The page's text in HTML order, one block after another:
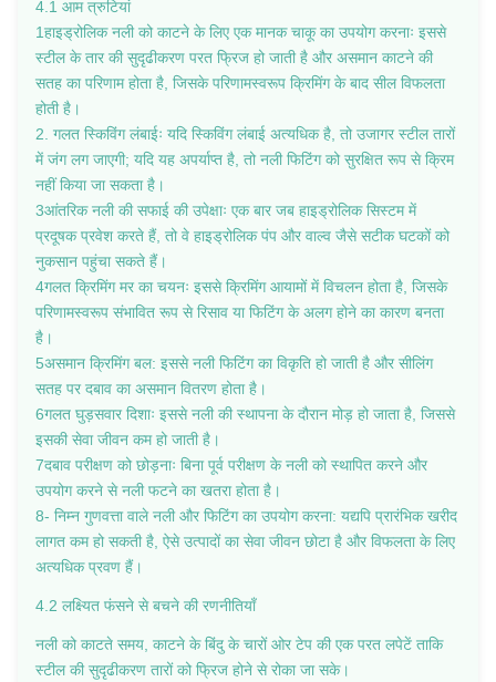
4.1 आम त्रुटियां
1हाइड्रोलिक नली को काटने के लिए एक मानक चाकू का उपयोग करनाः इससे
स्टील के तार की सुदृढीकरण परत फ्रिज हो जाती है और असमान काटने की
सतह का परिणाम होता है, जिसके परिणामस्वरूप क्रिमिंग के बाद सील विफलता
होती है।
2. गलत स्किविंग लंबाईः यदि स्किविंग लंबाई अत्यधिक है, तो उजागर स्टील तारों
में जंग लग जाएगी; यदि यह अपर्याप्त है, तो नली फिटिंग को सुरक्षित रूप से क्रिम
नहीं किया जा सकता है।
3आंतरिक नली की सफाई की उपेक्षाः एक बार जब हाइड्रोलिक सिस्टम में
प्रदूषक प्रवेश करते हैं, तो वे हाइड्रोलिक पंप और वाल्व जैसे सटीक घटकों को
नुकसान पहुंचा सकते हैं।
4गलत क्रिमिंग मर का चयनः इससे क्रिमिंग आयामों में विचलन होता है, जिसके
परिणामस्वरूप संभावित रूप से रिसाव या फिटिंग के अलग होने का कारण बनता
है।
5असमान क्रिमिंग बल: इससे नली फिटिंग का विकृति हो जाती है और सीलिंग
सतह पर दबाव का असमान वितरण होता है।
6गलत घुड़सवार दिशाः इससे नली की स्थापना के दौरान मोड़ हो जाता है, जिससे
इसकी सेवा जीवन कम हो जाती है।
7दबाव परीक्षण को छोड़नाः बिना पूर्व परीक्षण के नली को स्थापित करने और
उपयोग करने से नली फटने का खतरा होता है।
8- निम्न गुणवत्ता वाले नली और फिटिंग का उपयोग करना: यद्यपि प्रारंभिक खरीद
लागत कम हो सकती है, ऐसे उत्पादों का सेवा जीवन छोटा है और विफलता के लिए
अत्यधिक प्रवण हैं।
4.2 लक्ष्यित फंसने से बचने की रणनीतियाँ
नली को काटते समय, काटने के बिंदु के चारों ओर टेप की एक परत लपेटें ताकि
स्टील की सुदृढीकरण तारों को फ्रिज होने से रोका जा सके।